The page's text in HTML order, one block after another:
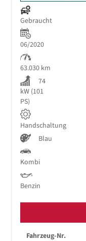
Gebraucht
06/2020
63.030 km
74
kW (101
PS)
Handschaltung
Blau
Kombi
Benzin
Fahrzeug-Nr.